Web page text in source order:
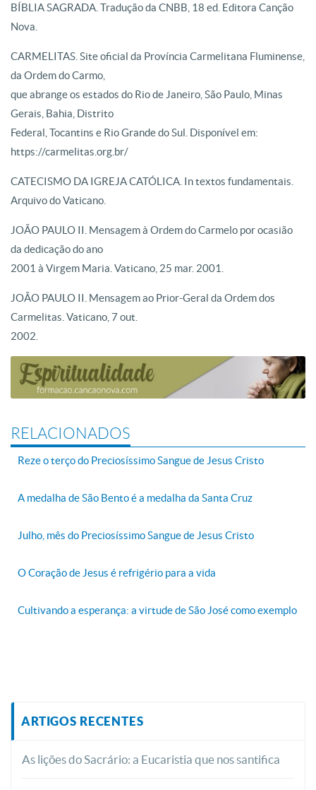
BÍBLIA SAGRADA. Tradução da CNBB, 18 ed. Editora Canção
Nova.
CARMELITAS. Site oficial da Província Carmelitana Fluminense,
da Ordem do Carmo,
que abrange os estados do Rio de Janeiro, São Paulo, Minas
Gerais, Bahia, Distrito
Federal, Tocantins e Rio Grande do Sul. Disponível em:
https://carmelitas.org.br/
CATECISMO DA IGREJA CATÓLICA. In textos fundamentais.
Arquivo do Vaticano.
JOÃO PAULO II. Mensagem à Ordem do Carmelo por ocasião
da dedicação do ano
2001 à Virgem Maria. Vaticano, 25 mar. 2001.
JOÃO PAULO II. Mensagem ao Prior-Geral da Ordem dos
Carmelitas. Vaticano, 7 out.
2002.
RELACIONADOS
Reze o terço do Preciosíssimo Sangue de Jesus Cristo
A medalha de São Bento é a medalha da Santa Cruz
Julho, mês do Preciosíssimo Sangue de Jesus Cristo
O Coração de Jesus é refrigério para a vida
Cultivando a esperança: a virtude de São José como exemplo
ARTIGOS RECENTES
As lições do Sacrário: a Eucaristia que nos santifica